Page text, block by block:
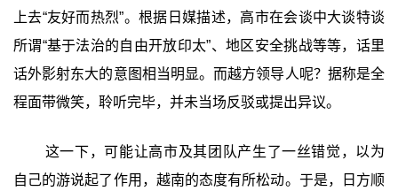
上去“友好而热烈”。根据日媒描述，高市在会谈中大谈特谈
所谓“基于法治的自由开放印太”、地区安全挑战等等，话里
话外影射东大的意图相当明显。而越方领导人呢？据称是全
程面带微笑，聆听完毕，并未当场反驳或提出异议。
这一下，可能让高市及其团队产生了一丝错觉，以为
自己的游说起了作用，越南的态度有所松动。于是，日方顺